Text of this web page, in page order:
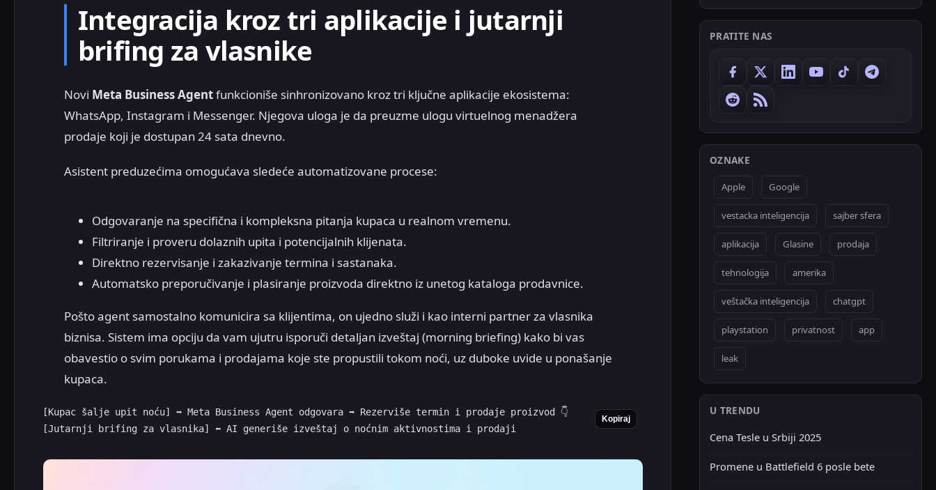
Integracija kroz tri aplikacije i jutarnji
brifing za vlasnike
Novi Meta Business Agentfunkcioniše sinhronizovano kroz tri ključne aplikacije ekosistema:
WhatsApp, Instagram i Messenger. Njegova uloga je da preuzme ulogu virtuelnog menadžera
prodaje koji je dostupan 24 sata dnevno.
Asistent preduzećima omogućava sledeće automatizovane procese:
Odgovaranje na specifična i kompleksna pitanja kupaca u realnom vremenu.
Filtriranje i proveru dolaznih upita i potencijalnih klijenata.
Direktno rezervisanje i zakazivanje termina i sastanaka.
Automatsko preporučivanje i plasiranje proizvoda direktno iz unetog kataloga prodavnice.
Pošto agent samostalno komunicira sa klijentima, on ujedno služi i kao interni partner za vlasnika
biznisa. Sistem ima opciju da vam ujutru isporuči detaljan izveštaj (morning briefing) kako bi vas
obavestio o svim porukama i prodajama koje ste propustili tokom noći, uz duboke uvide u ponašanje
kupaca.
[Kupac šalje upit noću] ➡️ Meta Business Agent odgovara ➡️ Rezerviše termin i prodaje proizvod 👇
Kopiraj
PRATITE NAS
OZNAKE
Apple Google
vestacka inteligencija sajber sfera
aplikacija Glasine prodaja
tehnologija amerika
veštačka inteligencija chatgpt
playstation privatnost app
leak
U TRENDU
Cena Tesle u Srbiji 2025
Promene u Battlefield 6 posle bete